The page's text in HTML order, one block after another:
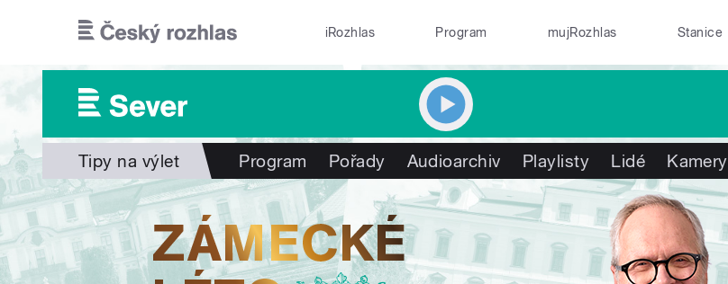
iRozhlas Program mujRozhlas Stanice
Tipy na výlet Program Pořady Audioarchiv Playlisty Lidé Kamery